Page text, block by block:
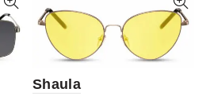
Shaula